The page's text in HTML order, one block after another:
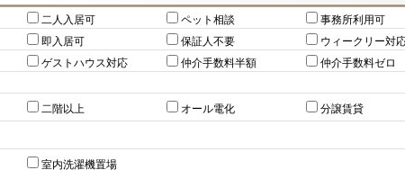
二人入居可 ペット相談
事務所利用可
即入居可 保証人不要
ウィークリー対
ゲストハウス対応 仲介手数料半額
仲介手数料ゼロ
二階以上 オール電化 分譲賃貸
室内洗濯機置場